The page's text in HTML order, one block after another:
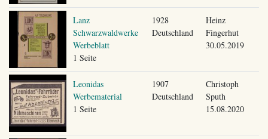
Lanz
Schwarzwaldwerke
Werbeblatt
1 Seite
1928
Deutschland
Heinz
Fingerhut
30.05.2019
Leonidas
Werbematerial
1 Seite
1907
Deutschland
Christoph
Sputh
15.08.2020